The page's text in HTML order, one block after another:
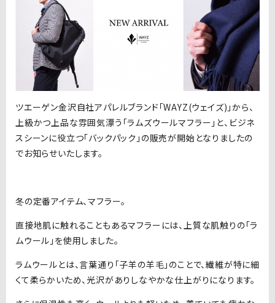
ツエーゲン金沢自社アパレルブランド「WAYZ(ウェイズ)」から、
上級かつ上品な雰囲気漂う「ラムズウールマフラー」と、ビジネ
スシーンに役立つ「バックパック」の販売が開始となりましたの
でお知らせいたします。
冬の定番アイテム、マフラー。
直接地肌に触れることもあるマフラーには、上質な肌触りの「ラ
ムウール」を使用しました。
ラムウールとは、言葉通り「子羊の羊毛」のことで、繊維が特に細
くて柔らかいため、光沢がありしなやかな仕上がりになります。